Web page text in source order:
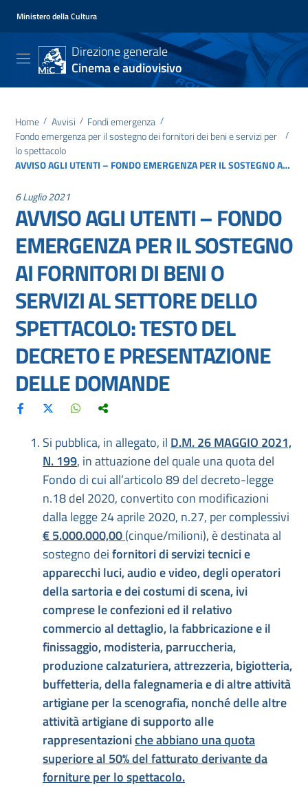
Ministero della Cultura
Direzione generale
Cinema e audiovisivo
Home / Avvisi / Fondi emergenza /
Fondo emergenza per il sostegno dei fornitori dei beni e servizi per
lo spettacolo
/
AVVISO AGLI UTENTI – FONDO EMERGENZA PER IL SOSTEGNO AI FORNITORI DI BENI O SERVIZI AL SETTORE DELLO SPETTACOLO: TESTO DEL DECRETO E PRESENTAZIONE DELLE DOMANDE
6 Luglio 2021
AVVISO AGLI UTENTI – FONDO
EMERGENZA PER IL SOSTEGNO
AI FORNITORI DI BENI O
SERVIZI AL SETTORE DELLO
SPETTACOLO: TESTO DEL
DECRETO E PRESENTAZIONE
DELLE DOMANDE
Si pubblica, in allegato, il D.M. 26 MAGGIO 2021,
N. 199, in attuazione del quale una quota del
Fondo di cui all’articolo 89 del decreto-legge
n.18 del 2020, convertito con modificazioni
dalla legge 24 aprile 2020, n.27, per complessivi
€ 5.000.000,00(cinque/milioni), è destinata al
sostegno deifornitori di servizi tecnici e
apparecchi luci, audio e video, degli operatori
della sartoria e dei costumi di scena, ivi
comprese le confezioni ed il relativo
commercio al dettaglio, la fabbricazione e il
finissaggio, modisteria, parruccheria,
produzione calzaturiera, attrezzeria, bigiotteria,
buffetteria, della falegnameria e di altre attività
artigiane per la scenografia, nonché delle altre
attività artigiane di supporto alle
rappresentazioniche abbiano una quota
superiore al 50% del fatturato derivante da
forniture per lo spettacolo.